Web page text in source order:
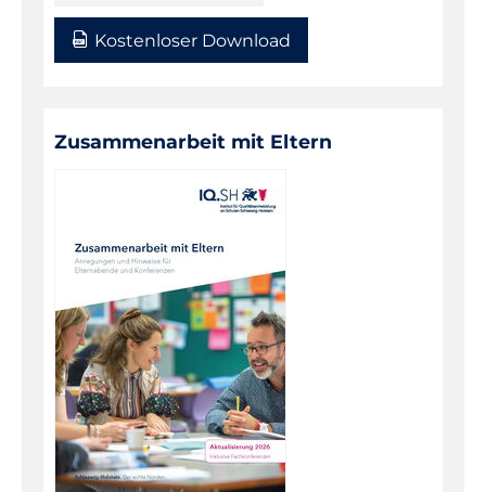
Kostenloser Download
Zusammenarbeit mit Eltern